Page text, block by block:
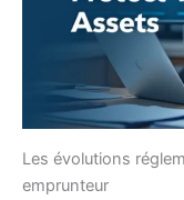
Les évolutions
emprunteur